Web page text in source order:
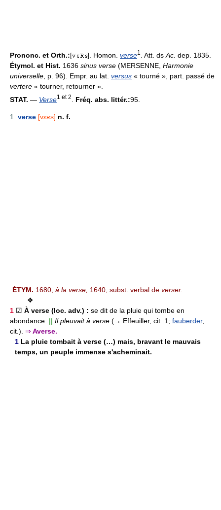
Prononc. et Orth.:[ ]. Homon. verse1 . Att. ds Ac. dep. 1835.
Étymol. et Hist. 1636 sinus verse (MERSENNE, Harmonie
universelle , p. 96). Empr. au lat. versus « tourné », part. passé de
vertere « tourner, retourner ».
STAT. — Verse1 et 2 Fréq. abs. littér.:95.
1. verse [vɛʀs] n. f.
ÉTYM. 1680; à la verse, 1640; subst. verbal de verser.
❖
1 ☑ À verse (loc. adv.) : se dit de la pluie qui tombe en
abondance. || Il pleuvait à verse (→ Effeuiller, cit. 1; fauberder,
cit.). ⇒ Averse.
1 La pluie tombait à verse (…) mais, bravant le mauvais
temps, un peuple immense s'acheminait.